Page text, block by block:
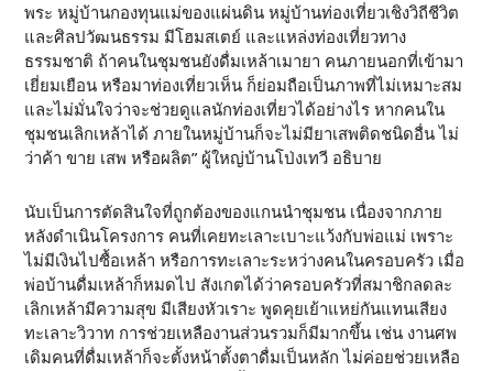
พระ หมู่บ้านกองทุนแม่ของแผ่นดิน หมู่บ้านท่องเที่ยวเชิงวิถีชีวิต
และศิลปวัฒนธรรม มีโฮมสเตย์ และแหล่งท่องเที่ยวทาง
ธรรมชาติ ถ้าคนในชุมชนยังดื่มเหล้าเมายา คนภายนอกที่เข้ามา
เยี่ยมเยือน หรือมาท่องเที่ยวเห็น ก็ย่อมถือเป็นภาพที่ไม่เหมาะสม
และไม่มั่นใจว่าจะช่วยดูแลนักท่องเที่ยวได้อย่างไร หากคนใน
ชุมชนเลิกเหล้าได้ ภายในหมู่บ้านก็จะไม่มียาเสพติดชนิดอื่น ไม่
ว่าค้า ขาย เสพ หรือผลิต” ผู้ใหญ่บ้านโป่งเทวี อธิบาย
นับเป็นการตัดสินใจที่ถูกต้องของแกนนำชุมชน เนื่องจากภาย
หลังดำเนินโครงการ คนที่เคยทะเลาะเบาะแว้งกับพ่อแม่ เพราะ
ไม่มีเงินไปซื้อเหล้า หรือการทะเลาะระหว่างคนในครอบครัว เมื่อ
พ่อบ้านดื่มเหล้าก็หมดไป สังเกตได้ว่าครอบครัวที่สมาชิกลดละ
เลิกเหล้ามีความสุข มีเสียงหัวเราะ พูดคุยเย้าแหย่กันแทนเสียง
ทะเลาะวิวาท การช่วยเหลืองานส่วนรวมก็มีมากขึ้น เช่น งานศพ
เดิมคนที่ดื่มเหล้าก็จะตั้งหน้าตั้งตาดื่มเป็นหลัก ไม่ค่อยช่วยเหลือ